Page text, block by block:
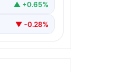
▲ +0.65%
▼ -0.28%